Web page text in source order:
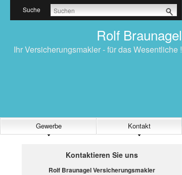
Suche
Rolf Braunagel
Ihr Versicherungsmakler - für das Wesentliche !
Gewerbe Kontakt
Kontaktieren Sie uns
Rolf Braunagel Versicherungsmakler